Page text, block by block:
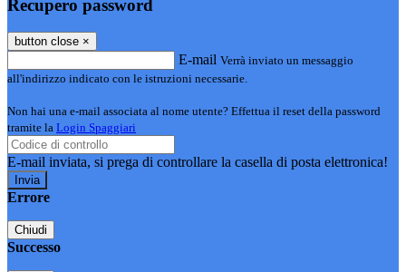
Recupero password
button close ×
E-mail Verrà inviato un messaggio
all'indirizzo indicato con le istruzioni necessarie.
Non hai una e-mail associata al nome utente? Effettua il reset della password
tramite la Login Spaggiari
E-mail inviata, si prega di controllare la casella di posta elettronica!
Errore
Chiudi
Successo